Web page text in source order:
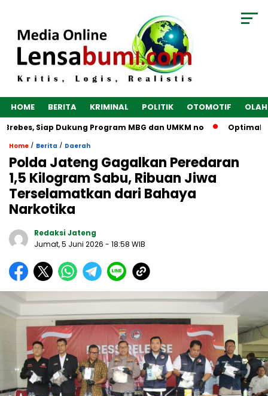
HOME BERITA KRIMINAL POLITIK OTOMOTIF
Siap Dukung Program MBG dan UMKM no Optimalkan
Home / Berita / Daerah
Polda Jateng Gagalkan Peredaran
1,5 Kilogram Sabu, Ribuan Jiwa
Terselamatkan dari Bahaya
Narkotika
Redaksi Jateng
Jumat, 5 Juni 2026 - 18:58 WIB